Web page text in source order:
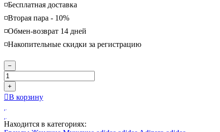
◽️Бесплатная доставка
◽️Вторая пара - 10%
◽️Обмен-возврат 14 дней
◽️Накопительные скидки за регистрацию
−
+
В корзину
Находится в категориях: